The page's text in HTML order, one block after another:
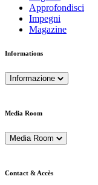
Approfondisci
Impegni
Magazine
Informations
Informazione
Media Room
Media Room
Contact & Accès